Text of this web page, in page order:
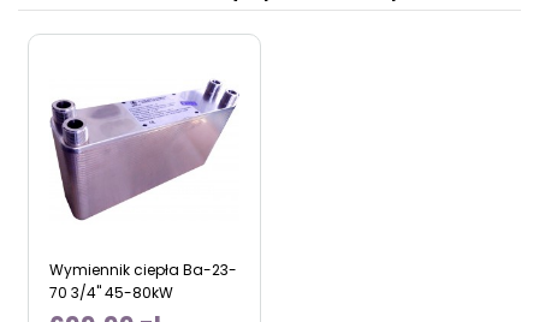
Wymiennik ciepła Ba-23-
70 3/4" 45-80kW